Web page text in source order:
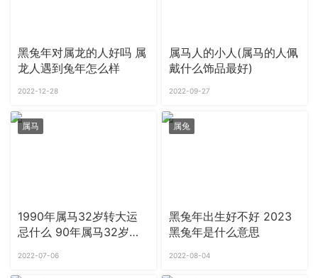
黑兔年对属龙的人好吗 属
龙人遇到兔年怎么样
2022-12-28
属马人的小人(属马的人佩
戴什么饰品最好)
2022-09-27
属马
1990年属马32岁转大运
忌什么 90年属马32岁以
2022-07-06
属兔
黑兔年出生好不好 2023
黑兔年是什么意思
2022-08-04